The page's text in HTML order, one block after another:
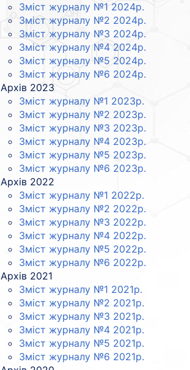
Зміст журналу №1 2024p.
Зміст журналу №2 2024p.
Зміст журналу №3 2024p.
Зміст журналу №4 2024p.
Зміст журналу №5 2024p.
Зміст журналу №6 2024p.
Архів 2023
Зміст журналу №1 2023p.
Зміст журналу №2 2023p.
Зміст журналу №3 2023p.
Зміст журналу №4 2023p.
Зміст журналу №5 2023p.
Зміст журналу №6 2023p.
Архів 2022
Зміст журналу №1 2022p.
Зміст журналу №2 2022p.
Зміст журналу №3 2022p.
Зміст журналу №4 2022p.
Зміст журналу №5 2022p.
Зміст журналу №6 2022p.
Архів 2021
Зміст журналу №1 2021p.
Зміст журналу №2 2021p.
Зміст журналу №3 2021p.
Зміст журналу №4 2021p.
Зміст журналу №5 2021p.
Зміст журналу №6 2021p.